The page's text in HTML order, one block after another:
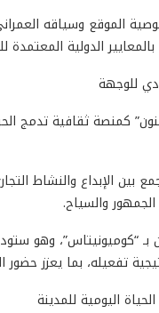
الموقع وسياقه
الدولية المعتمدة
للوجهة
كمنصة ثقافية تدمج
الإبداع والنشاط
والسياح.
بـ “كوميونيتاس”، وهو
تفعيله، بما يعزز
اليومية للمدينة